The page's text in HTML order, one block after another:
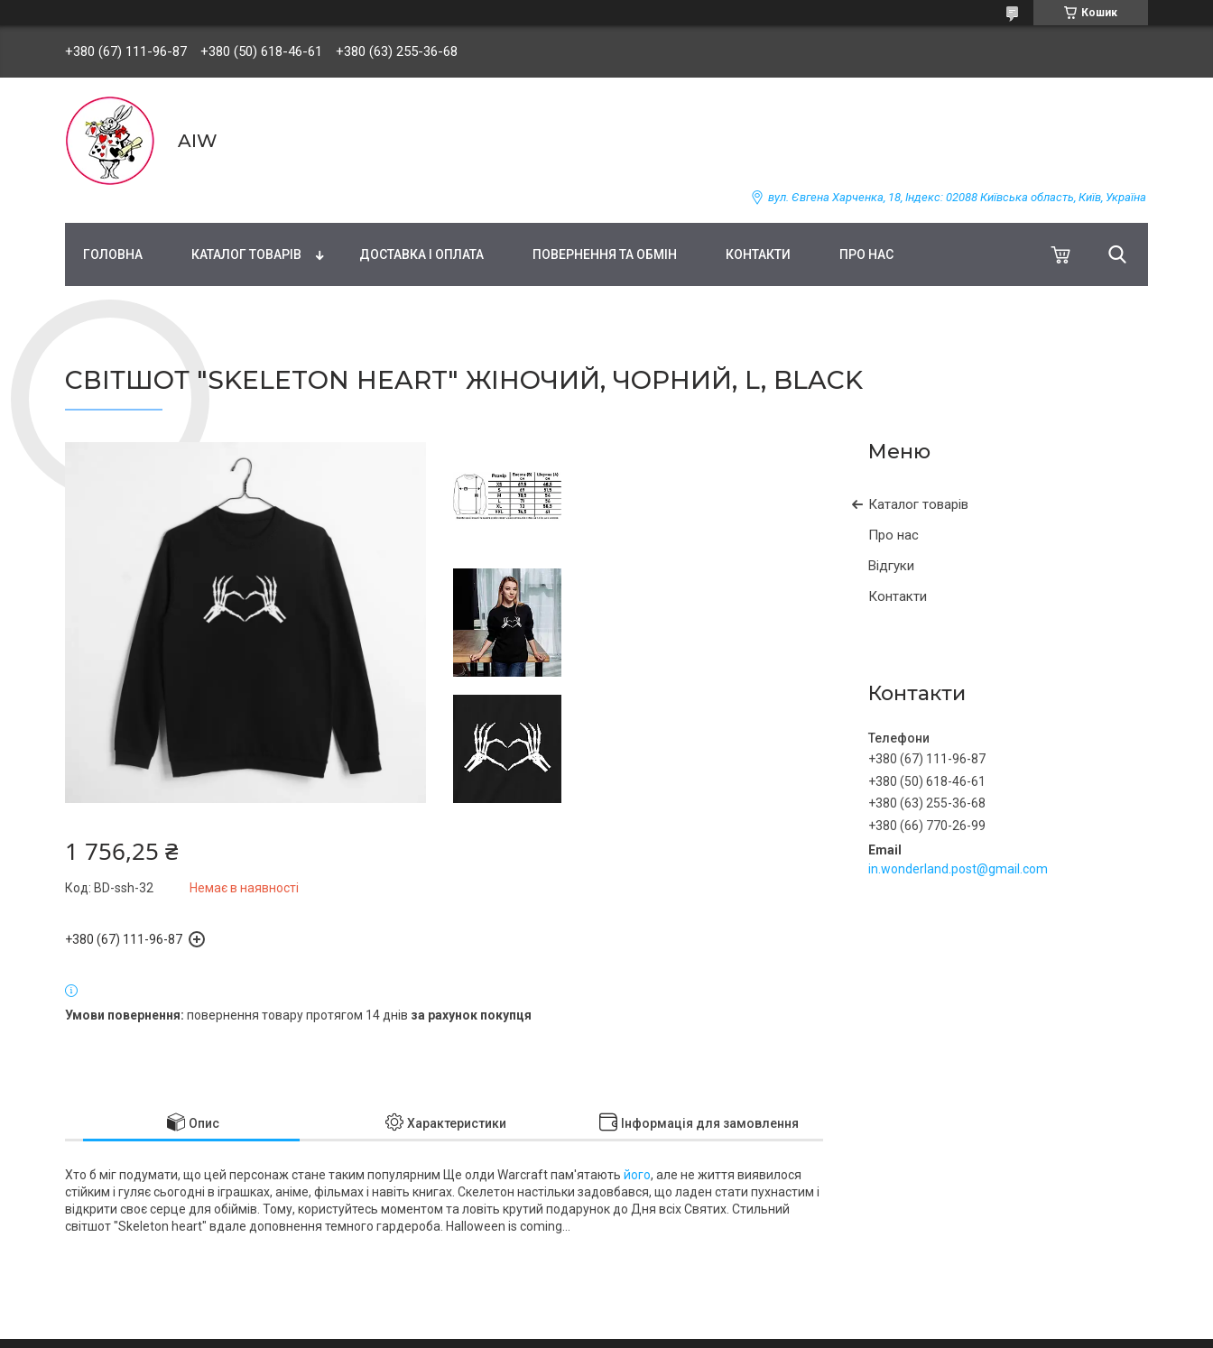
Кошик
+380 (67) 111-96-87 +380 (50) 618-46-61 +380 (63) 255-36-68
AIW
вул. Євгена Харченка, 18, Індекс: 02088 Київська область, Київ, Україна
ГОЛОВНА КАТАЛОГ ТОВАРІВ ДОСТАВКА І ОПЛАТА ПОВЕРНЕННЯ ТА ОБМІН КОНТАКТИ ПРО НАС
СВІТШОТ "SKELETON HEART" ЖІНОЧИЙ, ЧОРНИЙ, L, BLACK
Каталог товарів
Про нас
Відгуки
Контакти
Контакти
+380 (67) 111-96-87
+380 (50) 618-46-61
+380 (63) 255-36-68
+380 (66) 770-26-99
in.wonderland.post@gmail.com
1 756,25 ₴
Немає в наявності
Код: BD-ssh-32
+380 (67) 111-96-87
повернення товару протягом 14 днів за рахунок покупця
Опис Характеристики Інформація для замовлення
Хто б міг подумати, що цей персонаж стане таким популярним Ще олди Warcraft пам'ятають його, але не життя виявилося
стійким і гуляє сьогодні в іграшках, аніме, фільмах і навіть книгах. Скелетон настільки задовбався, що ладен стати пухнастим і
відкрити своє серце для обіймів. Тому, користуйтесь моментом та ловіть крутий подарунок до Дня всіх Святих. Стильний
світшот "Skeleton heart" вдале доповнення темного гардероба. Halloween is coming…